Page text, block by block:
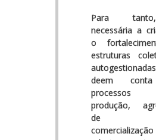
Para
necessária a
o
estruturas
deem
produção,
de